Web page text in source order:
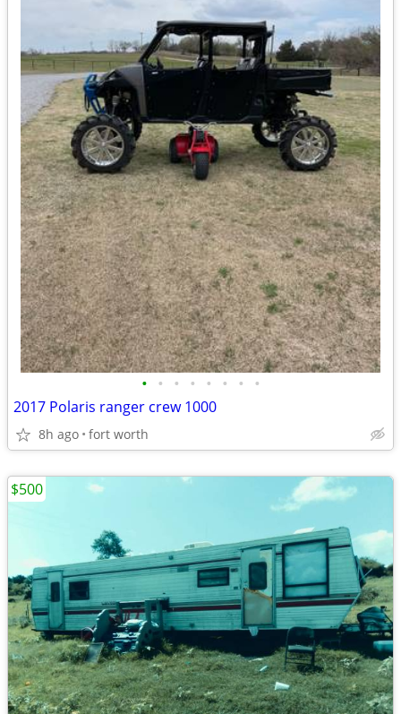
• • • • • • • •
2017 Polaris ranger crew 1000
8h ago fort worth
$500